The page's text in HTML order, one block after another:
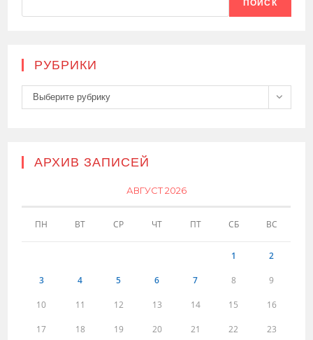
ПОИСК
РУБРИКИ
Рубрики
Выберите рубрику
АРХИВ ЗАПИСЕЙ
АВГУСТ 2026
ПН ВТ СР ЧТ ПТ СБ ВС
1 2
3 4 5 6 7 8 9
10 11 12 13 14 15 16
17 18 19 20 21 22 23